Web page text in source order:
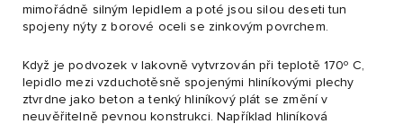
mimořádně silným lepidlem a poté jsou silou deseti tun
spojeny nýty z borové oceli se zinkovým povrchem.
Když je podvozek v lakovně vytvrzován při teplotě 170º C,
lepidlo mezi vzduchotěsně spojenými hliníkovými plechy
ztvrdne jako beton a tenký hliníkový plát se změní v
neuvěřitelně pevnou konstrukci. Například hliníková